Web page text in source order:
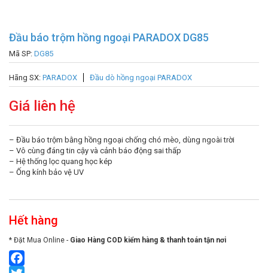
Đầu báo trộm hồng ngoại PARADOX DG85
Mã SP: DG85
Hãng SX: PARADOX Đầu dò hồng ngoại PARADOX
Giá liên hệ
– Đầu báo trộm bằng hồng ngoại chống chó mèo, dùng ngoài trời
– Vô cùng đáng tin cậy và cảnh báo động sai thấp
– Hệ thống lọc quang học kép
– Ống kính bảo vệ UV
Hết hàng
* Đặt Mua Online - Giao Hàng COD kiểm hàng & thanh toán tận nơi